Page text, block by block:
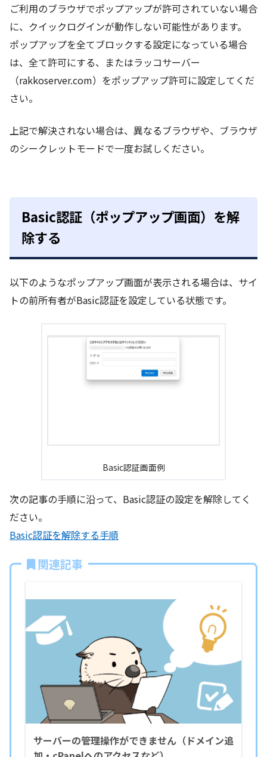
ご利用のブラウザでポップアップが許可されていない場合
に、クイックログインが動作しない可能性があります。
ポップアップを全てブロックする設定になっている場合
は、全て許可にする、またはラッコサーバー
（rakkoserver.com）をポップアップ許可に設定してくだ
さい。
上記で解決されない場合は、異なるブラウザや、ブラウザ
のシークレットモードで一度お試しください。
Basic認証（ポップアップ画面）を解
除する
以下のようなポップアップ画面が表示される場合は、サイ
トの前所有者がBasic認証を設定している状態です。
Basic認証画面例
次の記事の手順に沿って、Basic認証の設定を解除してく
ださい。
Basic認証を解除する手順
関連記事
サーバーの管理操作ができません（ドメイン追